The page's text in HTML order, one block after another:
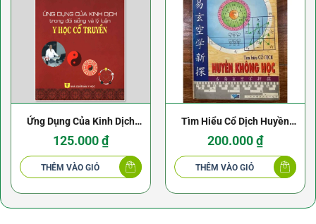
Ứng Dụng Của Kinh Dịch
Trong Đời Sống Và Lý Luận
Y Học Cổ Truyền – Kiều
Xuân Dũng
125.000₫
THÊM VÀO GIỎ
Tìm Hiểu Cổ Dịch Huyền
Không Học
200.000₫
THÊM VÀO GIỎ